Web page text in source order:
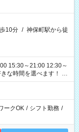
10分 / 神保町駅から徒
15:30～21:00 12:30～
ークOK / シフト勤務 /